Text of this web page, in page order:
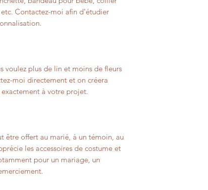
Contactez-moi afin d’étudier
voulez plus de lin et moins de fleurs
moi directement et on créera
à votre projet.
être offert au marié, à un témoin, au
les accessoires de costume et
pour un mariage, un